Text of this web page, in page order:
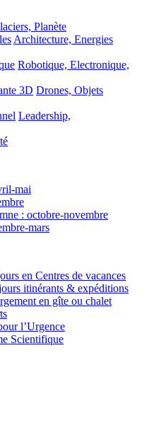
Planète
Architecture, Energies
Robotique, Electronique,
3D Drones, Objets
Leadership,
mai
: octobre-novembre
mars
en Centres de vacances
itinérants & expéditions
en gîte ou chalet
l’Urgence
Scientifique